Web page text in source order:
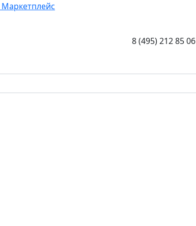
Маркетплейс
8 (495) 212 85 06